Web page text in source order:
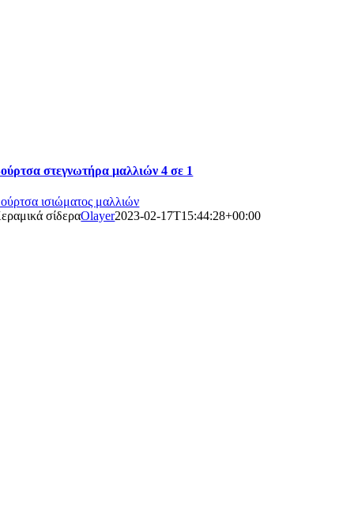
στεγνωτήρα μαλλιών 4 σε 1
ισιώματος μαλλιών
σίδεραOlayer2023-02-17T15:44:28+00:00